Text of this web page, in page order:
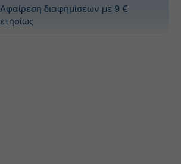
Αφαίρεση διαφημίσεων με 9 €
ετησίως